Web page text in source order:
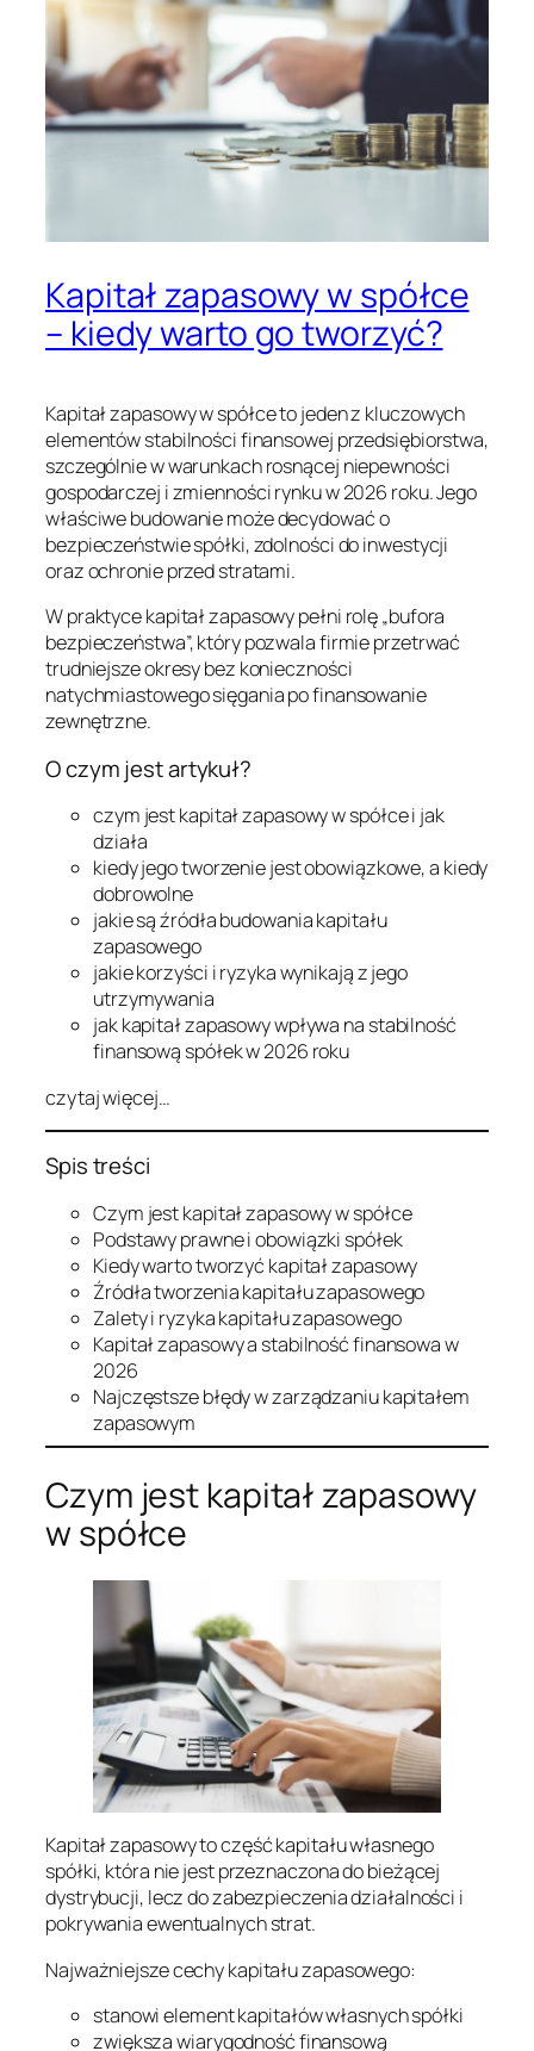
Kapitał zapasowy w spółce
– kiedy warto go tworzyć?
Kapitał zapasowy w spółce to jeden z kluczowych
elementów stabilności finansowej przedsiębiorstwa,
szczególnie w warunkach rosnącej niepewności
gospodarczej i zmienności rynku w 2026 roku. Jego
właściwe budowanie może decydować o
bezpieczeństwie spółki, zdolności do inwestycji
oraz ochronie przed stratami.
W praktyce kapitał zapasowy pełni rolę „bufora
bezpieczeństwa”, który pozwala firmie przetrwać
trudniejsze okresy bez konieczności
natychmiastowego sięgania po finansowanie
zewnętrzne.
O czym jest artykuł?
czym jest kapitał zapasowy w spółce i jak
działa
kiedy jego tworzenie jest obowiązkowe, a kiedy
dobrowolne
jakie są źródła budowania kapitału
zapasowego
jakie korzyści i ryzyka wynikają z jego
utrzymywania
jak kapitał zapasowy wpływa na stabilność
finansową spółek w 2026 roku
czytaj więcej…
Spis treści
Czym jest kapitał zapasowy w spółce
Podstawy prawne i obowiązki spółek
Kiedy warto tworzyć kapitał zapasowy
Źródła tworzenia kapitału zapasowego
Zalety i ryzyka kapitału zapasowego
Kapitał zapasowy a stabilność finansowa w
2026
Najczęstsze błędy w zarządzaniu kapitałem
zapasowym
Czym jest kapitał zapasowy
w spółce
Kapitał zapasowy to część kapitału własnego
spółki, która nie jest przeznaczona do bieżącej
dystrybucji, lecz do zabezpieczenia działalności i
pokrywania ewentualnych strat.
Najważniejsze cechy kapitału zapasowego:
stanowi element kapitałów własnych spółki
zwiększa wiarygodność finansową